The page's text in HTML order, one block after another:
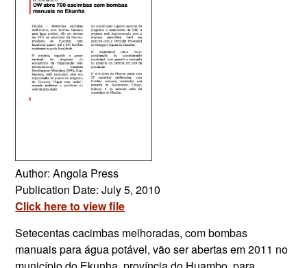
Author: Angola Press
Publication Date: July 5, 2010
Click here to view file
Setecentas cacimbas melhoradas, com bombas
manuais para água potável, vão ser abertas em 2011 no